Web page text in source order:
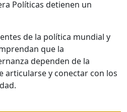
Políticas detienen un
de la política mundial y
que la
dependen de la
articularse y conectar con los